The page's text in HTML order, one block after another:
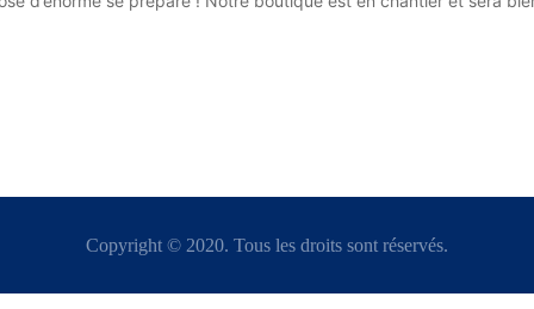
Copyright © 2020. Tous les droits sont réservés.